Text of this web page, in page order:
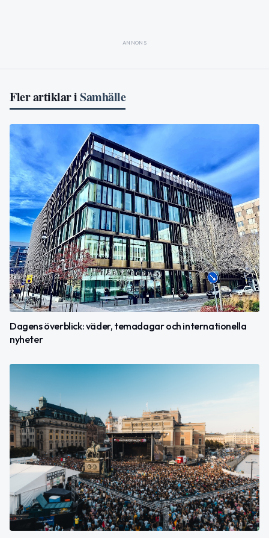
ANNONS
Fler artiklar iSamhälle
Dagens överblick: väder, temadagar och internationella
nyheter